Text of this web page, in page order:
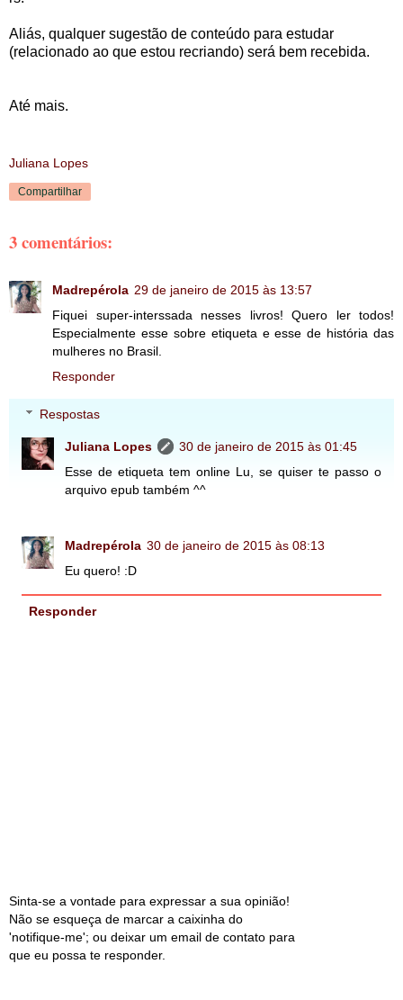
Aliás, qualquer sugestão de conteúdo para estudar
(relacionado ao que estou recriando) será bem recebida.
Até mais.
Juliana Lopes
Compartilhar
3 comentários:
Madrepérola 29 de janeiro de 2015 às 13:57
Fiquei super-interssada nesses livros! Quero ler todos!
Especialmente esse sobre etiqueta e esse de história das
mulheres no Brasil.
Responder
Respostas
Juliana Lopes
30 de janeiro de 2015 às 01:45
Esse de etiqueta tem online Lu, se quiser te passo o
arquivo epub também ^^
Madrepérola 30 de janeiro de 2015 às 08:13
Eu quero! :D
Responder
Sinta-se a vontade para expressar a sua opinião!
Não se esqueça de marcar a caixinha do
'notifique-me'; ou deixar um email de contato para
que eu possa te responder.